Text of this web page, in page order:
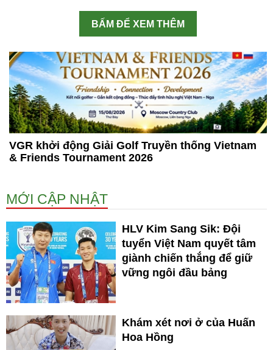
BẤM ĐỂ XEM THÊM
VGR khởi động Giải Golf Truyền thống Vietnam
& Friends Tournament 2026
MỚI CẬP NHẬT
HLV Kim Sang Sik: Đội
tuyển Việt Nam quyết tâm
giành chiến thắng để giữ
vững ngôi đầu bảng
Khám xét nơi ở của Huấn
Hoa Hồng